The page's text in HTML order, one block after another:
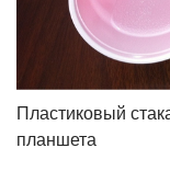
Пластиковый
планшета